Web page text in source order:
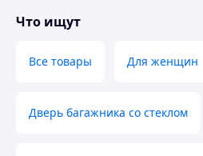
Что ищут
Все товары Для женщин
Дверь багажника со стеклом